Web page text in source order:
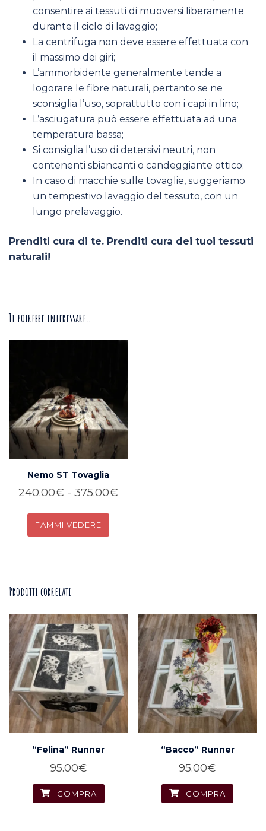
consentire ai tessuti di muoversi liberamente
durante il ciclo di lavaggio;
La centrifuga non deve essere effettuata con
il massimo dei giri;
L’ammorbidente generalmente tende a
logorare le fibre naturali, pertanto se ne
sconsiglia l’uso, soprattutto con i capi in lino;
L’asciugatura può essere effettuata ad una
temperatura bassa;
Si consiglia l’uso di detersivi neutri, non
contenenti sbiancanti o candeggiante ottico;
In caso di macchie sulle tovaglie, suggeriamo
un tempestivo lavaggio del tessuto, con un
lungo prelavaggio.
Prenditi cura di te. Prenditi cura dei tuoi tessuti
naturali!
Ti potrebbe interessare…
Nemo ST Tovaglia
240.00€ - 375.00€
GUARDA
più
varianti.
Le
opzioni
possono
essere
scelte
nella
pagina
prodotto
Prodotti correlati
“Felina” Runner
95.00€
COMPRA
“Bacco” Runner
95.00€
COMPRA